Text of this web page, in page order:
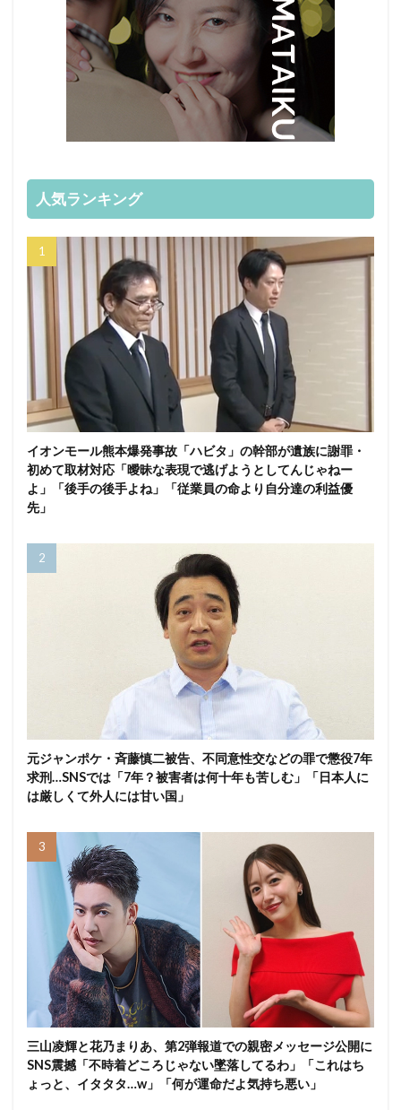
人気ランキング
イオンモール熊本爆発事故「ハビタ」の幹部が遺族に謝罪・
初めて取材対応「曖昧な表現で逃げようとしてんじゃねー
よ」「後手の後手よね」「従業員の命より自分達の利益優
先」
元ジャンポケ・斉藤慎二被告、不同意性交などの罪で懲役7年
求刑…SNSでは「7年？被害者は何十年も苦しむ」「日本人に
は厳しくて外人には甘い国」
三山凌輝と花乃まりあ、第2弾報道での親密メッセージ公開に
SNS震撼「不時着どころじゃない墜落してるわ」「これはち
ょっと、イタタタ…w」「何が運命だよ気持ち悪い」